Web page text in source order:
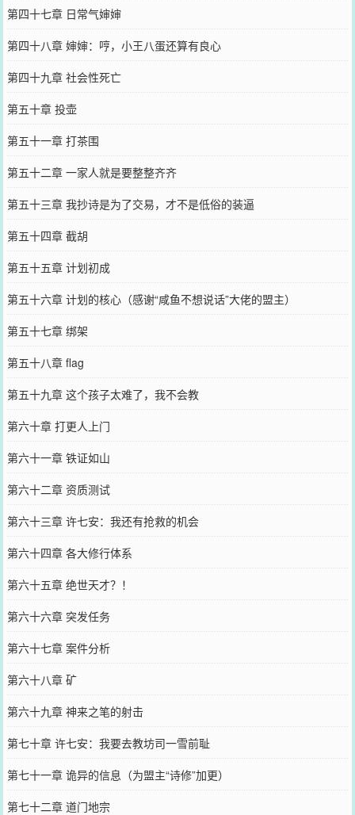
第四十七章 日常气婶婶
第四十八章 婶婶：哼，小王八蛋还算有良心
第四十九章 社会性死亡
第五十章 投壶
第五十一章 打茶围
第五十二章 一家人就是要整整齐齐
第五十三章 我抄诗是为了交易，才不是低俗的装逼
第五十四章 截胡
第五十五章 计划初成
第五十六章 计划的核心（感谢“咸鱼不想说话”大佬的盟主）
第五十七章 绑架
第五十八章 flag
第五十九章 这个孩子太难了，我不会教
第六十章 打更人上门
第六十一章 铁证如山
第六十二章 资质测试
第六十三章 许七安：我还有抢救的机会
第六十四章 各大修行体系
第六十五章 绝世天才？！
第六十六章 突发任务
第六十七章 案件分析
第六十八章 矿
第六十九章 神来之笔的射击
第七十章 许七安：我要去教坊司一雪前耻
第七十一章 诡异的信息（为盟主“诗修”加更）
第七十二章 道门地宗